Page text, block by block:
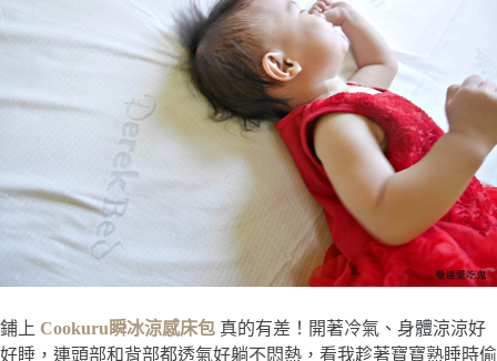
鋪上 Cookuru瞬冰涼感床包 真的有差！開著冷氣、身體涼涼好
好睡，連頭部和背部都透氣好躺不悶熱，看我趁著寶寶熟睡時偷